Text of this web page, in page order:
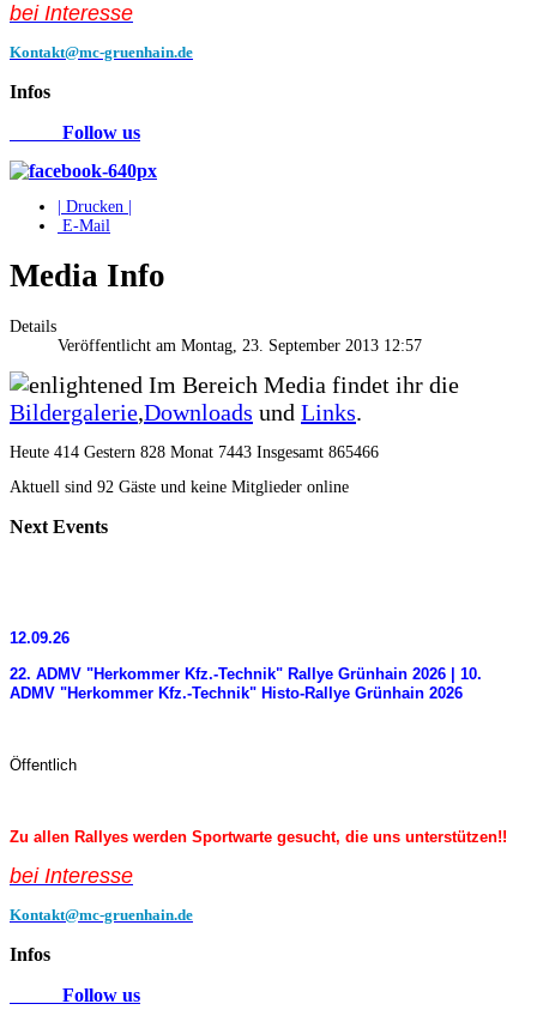
bei Interesse
Kontakt@mc-gruenhain.de
Infos
Follow us
| Drucken |
E-Mail
Media Info
Details
Veröffentlicht am Montag, 23. September 2013 12:57
Im Bereich Media findet ihr die
Bildergalerie,Downloads und Links.
Heute 414 Gestern 828 Monat 7443 Insgesamt 865466
Aktuell sind 92 Gäste und keine Mitglieder online
Next Events
12.09.26
22. ADMV "Herkommer Kfz.-Technik" Rallye Grünhain 2026 | 10.
ADMV "Herkommer Kfz.-Technik" Histo-Rallye Grünhain 2026
Öffentlich
Zu allen Rallyes werden Sportwarte gesucht, die uns unterstützen!!
bei Interesse
Kontakt@mc-gruenhain.de
Infos
Follow us